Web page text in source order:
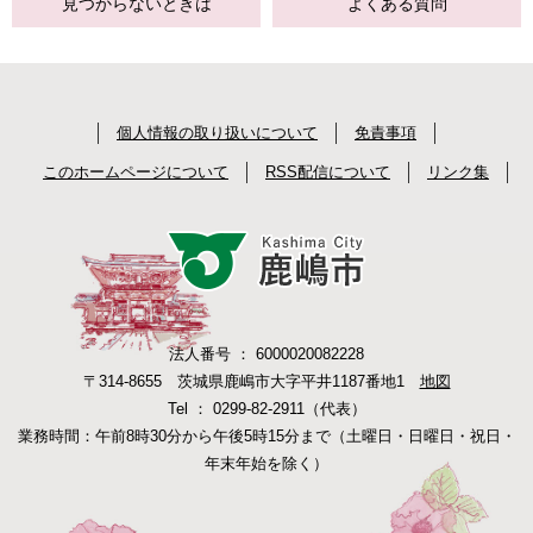
個人情報の取り扱いについて 免責事項
このホームページについて RSS配信について リンク集
法人番号 ： 6000020082228
〒314-8655 茨城県鹿嶋市大字平井1187番地1 地図
Tel ： 0299-82-2911（代表）
業務時間：午前8時30分から午後5時15分まで（土曜日・日曜日・祝日・
年末年始を除く）